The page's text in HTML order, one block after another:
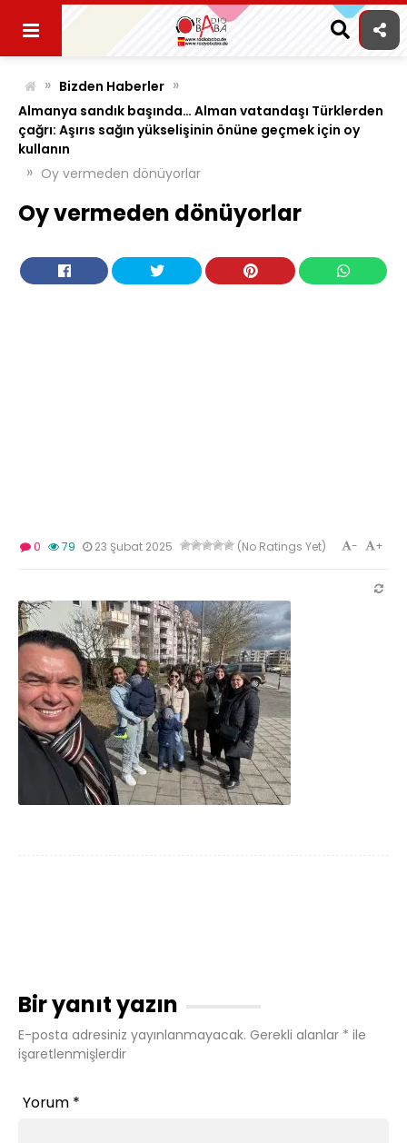
content
» Bizden Haberler »
Almanya sandık başında… Alman vatandaşı Türklerden
çağrı: Aşırıs sağın yükselişinin önüne geçmek için oy
kullanın
» Oy vermeden dönüyorlar
Oy vermeden dönüyorlar
0 79 23 Şubat 2025 (No Ratings Yet) +
-
Bir yanıt yazın
E-posta adresiniz yayınlanmayacak. Gerekli alanlar * ile
işaretlenmişlerdir
Yorum *